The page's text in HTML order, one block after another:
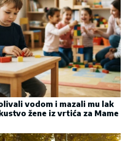
vodom i mazali mu lak
žene iz vrtića za Mame